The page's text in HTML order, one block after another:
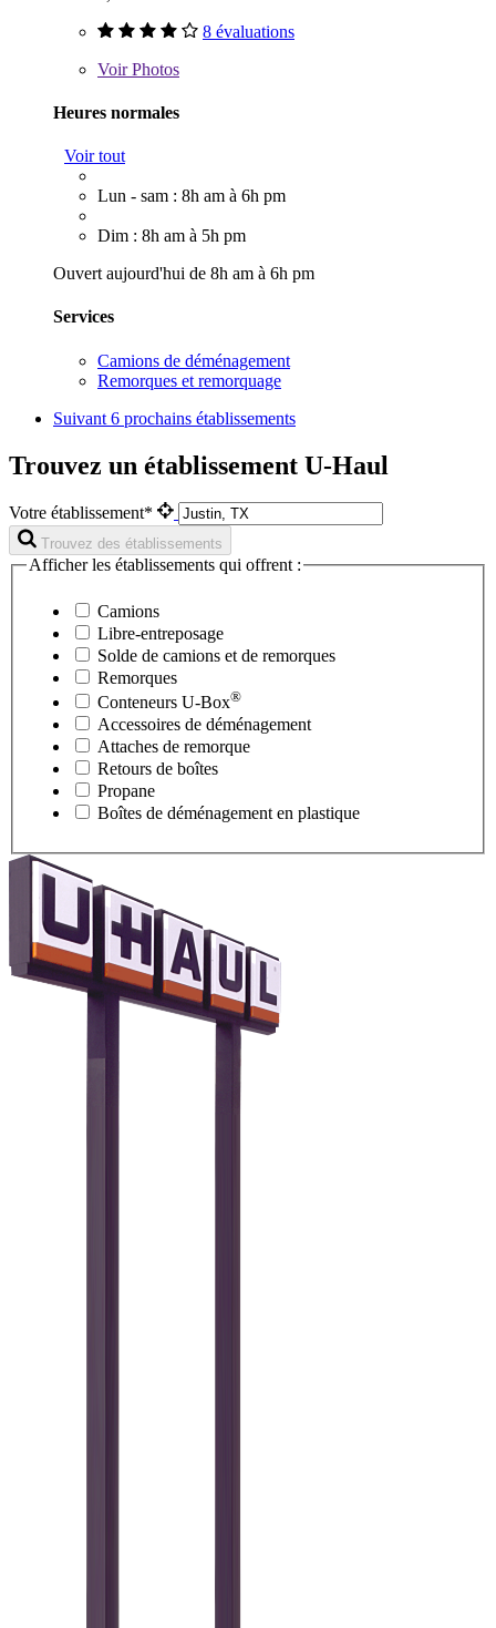
8 évaluations
VoirPhotos
Heures normales
Voir tout
Lun - sam : 8h am à 6h pm
Dim : 8h am à 5h pm
Ouvert aujourd'hui de 8h am à 6h pm
Services
Camions de déménagement
Remorques et remorquage
Suivant 6 prochains établissements
Trouvez un établissement U-Haul
Votre établissement*
Trouvez des établissements
Afficher les établissements qui offrent :
Camions
Libre-entreposage
Solde de camions et de remorques
Remorques
Conteneurs U-Box®
Accessoires de déménagement
Attaches de remorque
Retours de boîtes
Propane
Boîtes de déménagement en plastique